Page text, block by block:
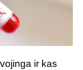
ir kas